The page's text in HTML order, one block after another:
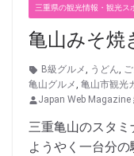
三重県の観光情報・観光ス
亀山みそ焼
B級グルメ, うどん,
亀山グルメ, 亀山市観光
Japan Web Magazine
三重亀山のスタ
ようやく一台分